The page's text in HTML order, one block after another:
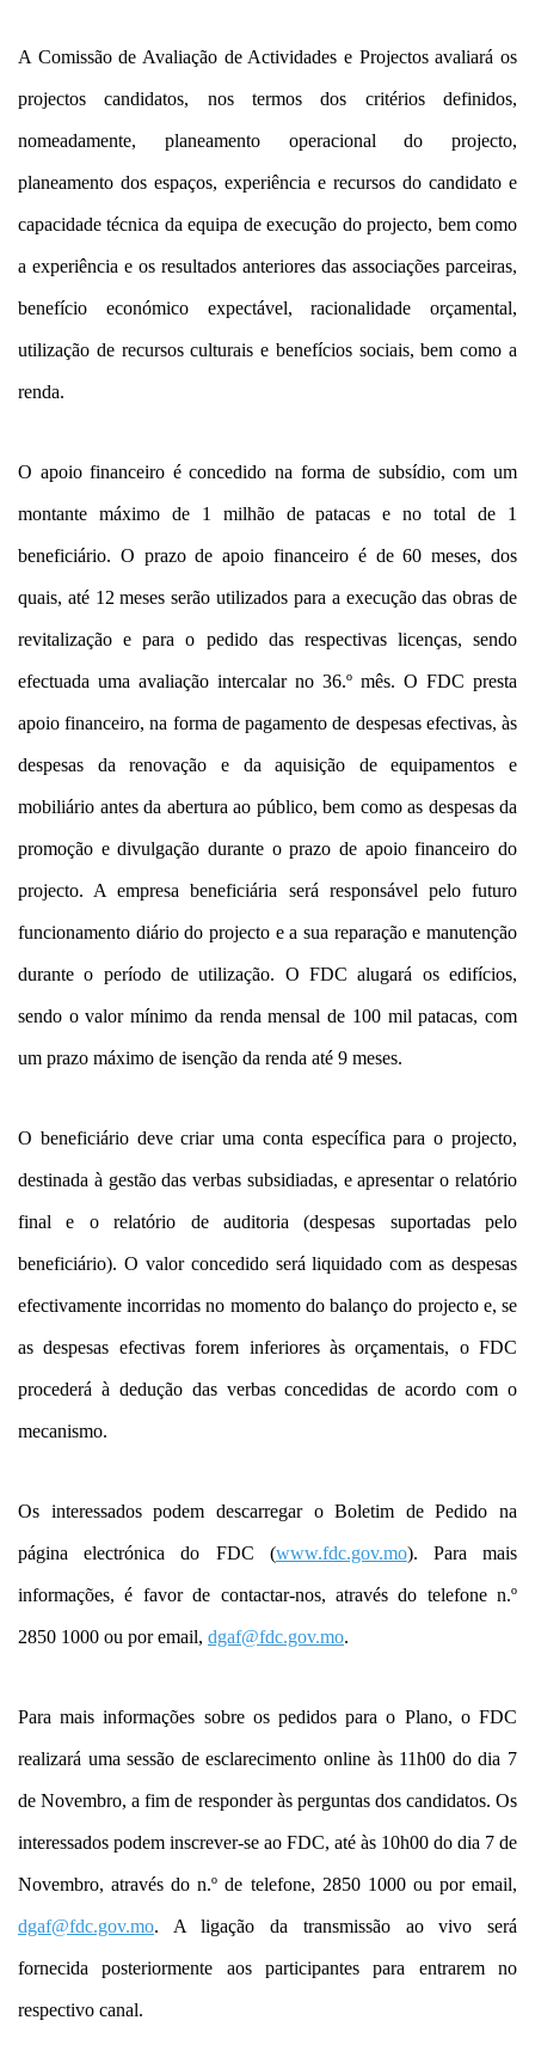
A Comissão de Avaliação de Actividades e Projectos avaliará os
projectos candidatos, nos termos dos critérios definidos,
nomeadamente, planeamento operacional do projecto,
planeamento dos espaços, experiência e recursos do candidato e
capacidade técnica da equipa de execução do projecto, bem como
a experiência e os resultados anteriores das associações parceiras,
benefício económico expectável, racionalidade orçamental,
utilização de recursos culturais e benefícios sociais, bem como a
renda.
O apoio financeiro é concedido na forma de subsídio, com um
montante máximo de 1 milhão de patacas e no total de 1
beneficiário. O prazo de apoio financeiro é de 60 meses, dos
quais, até 12 meses serão utilizados para a execução das obras de
revitalização e para o pedido das respectivas licenças, sendo
efectuada uma avaliação intercalar no 36.º mês. O FDC presta
apoio financeiro, na forma de pagamento de despesas efectivas, às
despesas da renovação e da aquisição de equipamentos e
mobiliário antes da abertura ao público, bem como as despesas da
promoção e divulgação durante o prazo de apoio financeiro do
projecto. A empresa beneficiária será responsável pelo futuro
funcionamento diário do projecto e a sua reparação e manutenção
durante o período de utilização. O FDC alugará os edifícios,
sendo o valor mínimo da renda mensal de 100 mil patacas, com
um prazo máximo de isenção da renda até 9 meses.
O beneficiário deve criar uma conta específica para o projecto,
destinada à gestão das verbas subsidiadas, e apresentar o relatório
final e o relatório de auditoria (despesas suportadas pelo
beneficiário). O valor concedido será liquidado com as despesas
efectivamente incorridas no momento do balanço do projecto e, se
as despesas efectivas forem inferiores às orçamentais, o FDC
procederá à dedução das verbas concedidas de acordo com o
mecanismo.
Os interessados podem descarregar o Boletim de Pedido na
página electrónica do FDC (www.fdc.gov.mo). Para mais
informações, é favor de contactar-nos, através do telefone n.º
2850 1000 ou por email, dgaf@fdc.gov.mo.
Para mais informações sobre os pedidos para o Plano, o FDC
realizará uma sessão de esclarecimento online às 11h00 do dia 7
de Novembro, a fim de responder às perguntas dos candidatos. Os
interessados podem inscrever-se ao FDC, até às 10h00 do dia 7 de
Novembro, através do n.º de telefone, 2850 1000 ou por email,
dgaf@fdc.gov.mo. A ligação da transmissão ao vivo será
fornecida posteriormente aos participantes para entrarem no
respectivo canal.